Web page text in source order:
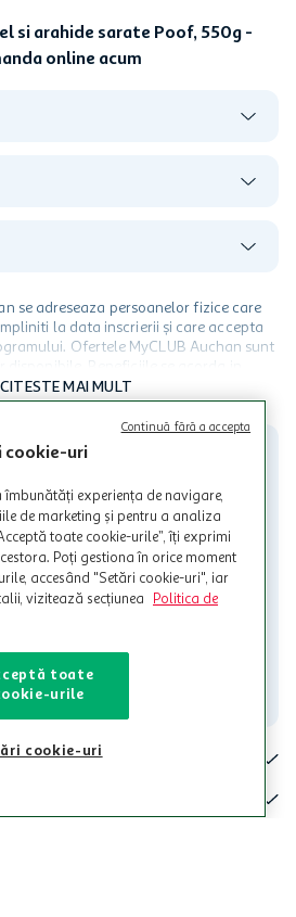
si arahide sarate Poof, 550g -
online acum
se adreseaza persoanelor fizice care
la data inscrierii și care accepta
Ofertele MyCLUB Auchan sunt
Beneficiile se acorda in
o singura data in perioada promotiei.
in legatura cu magazinele Auchan
promotionale indicate de Auchan si
cu alti comercianți sau pentru alte
sau in perioada in care sunt efectuate
la sistemul de utilizarea al Cardului.
CITESTE MAI MULT
ne!
mereu la dispozitie.
Contact
cookie-uri
îmbunătăți experiența de navigare,
de marketing și pentru a analiza
toate cookie-urile”, îți exprimi
Poți gestiona în orice moment
accesând "Setări cookie-uri", iar
vizitează secțiunea
Politica de
toate
urile
cookie-uri
Continuă fără a accepta